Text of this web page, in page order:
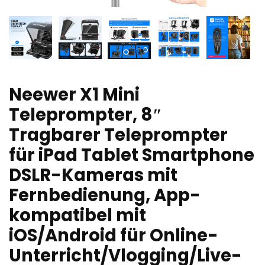
Neewer X1 Mini
Teleprompter, 8″
Tragbarer Teleprompter
für iPad Tablet Smartphone
DSLR-Kameras mit
Fernbedienung, App-
kompatibel mit
iOS/Android für Online-
Unterricht/Vlogging/Live-